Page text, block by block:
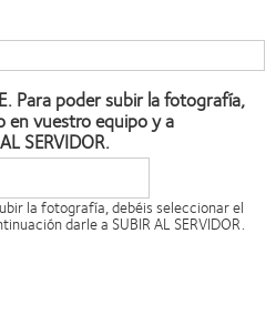
Para poder subir la fotografía,
en vuestro equipo y a
SERVIDOR.
la fotografía, debéis seleccionar el
darle a SUBIR AL SERVIDOR.